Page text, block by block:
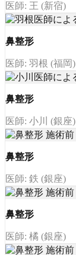
医師: 王 (新宿)
鼻整形
医師: 羽根 (福岡)
鼻整形
医師: 小川 (銀座)
鼻整形
医師: 鉄 (銀座)
鼻整形
医師: 橘 (銀座)